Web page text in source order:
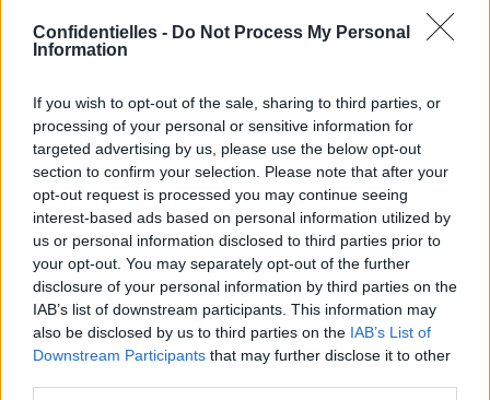
Confidentielles - Do Not Process My Personal
Information
If you wish to opt-out of the sale, sharing to third parties, or
processing of your personal or sensitive information for
targeted advertising by us, please use the below opt-out
section to confirm your selection. Please note that after your
opt-out request is processed you may continue seeing
interest-based ads based on personal information utilized by
us or personal information disclosed to third parties prior to
your opt-out. You may separately opt-out of the further
disclosure of your personal information by third parties on the
IAB’s list of downstream participants. This information may
also be disclosed by us to third parties on the IAB’s List of
Downstream Participants that may further disclose it to other
Ah vous voyez ? Vous
venez de perdre au moins 10 ans. Rien qu’en évoquant
vos goûters d’enfants. C’est l’idée de génie de Lucie et
qui revisitent les meilleures références du supermarché
(pâte à tartiner, petit beurre, kinder, ketchup, pépito,
dinausorus...). De bons ingrédients maison, des recettes
simplissimes, des photos à croquer et une plume si drôle
et délicate ! Gare, ce blog a un bon goût de reviens-y…
Quelques mots doux sur votre e-compagnon
Nous ne nous sommes pas des pâtissières
professionnelles. L’une est graphiste, l’autre est
journaliste. Mais nous sommes des épicières passionnées
sur notre temps libre ! Un jour Mélanie a cuisiné de
délicieux chocos maison. Le concept de laSuper
Superetteétait né. Le blog a vu le jour en 2012 et
propose, environ tous les 15 jours, une nouvelle recette
d’un produit de Supermarché. Un livre est aussi paru en
mai dernier 2013, avec certaines recettes exclusives qui